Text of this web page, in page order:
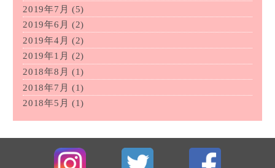
2019年7月 (5)
2019年6月 (2)
2019年4月 (2)
2019年1月 (2)
2018年8月 (1)
2018年7月 (1)
2018年5月 (1)